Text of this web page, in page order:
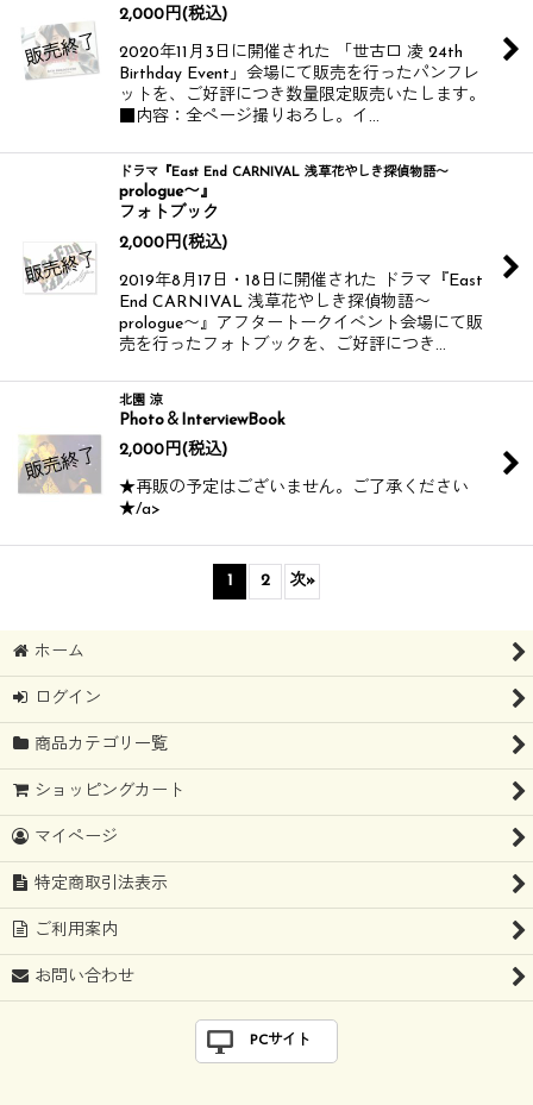
2,000 円(税込)
2020年11月3日に開催された 「世古口 凌 24th
Birthday Event」会場にて販売を行ったパンフレ
ットを、ご好評につき数量限定販売いたします。
■内容：全ページ撮りおろし。イ…
ドラマ『East End CARNIVAL 浅草花やしき探偵物語〜
prologue〜』
フォトブック
2,000 円(税込)
2019年8月17日・18日に開催された ドラマ『East
End CARNIVAL 浅草花やしき探偵物語〜
prologue〜』アフタートークイベント会場にて販
売を行ったフォトブックを、ご好評につき…
北園 涼
Photo＆InterviewBook
2,000 円(税込)
★再販の予定はございません。ご了承ください
★/a>
1 2 次»
ホーム
ログイン
商品カテゴリ一覧
ショッピングカート
マイページ
特定商取引法表示
ご利用案内
お問い合わせ
PCサイト